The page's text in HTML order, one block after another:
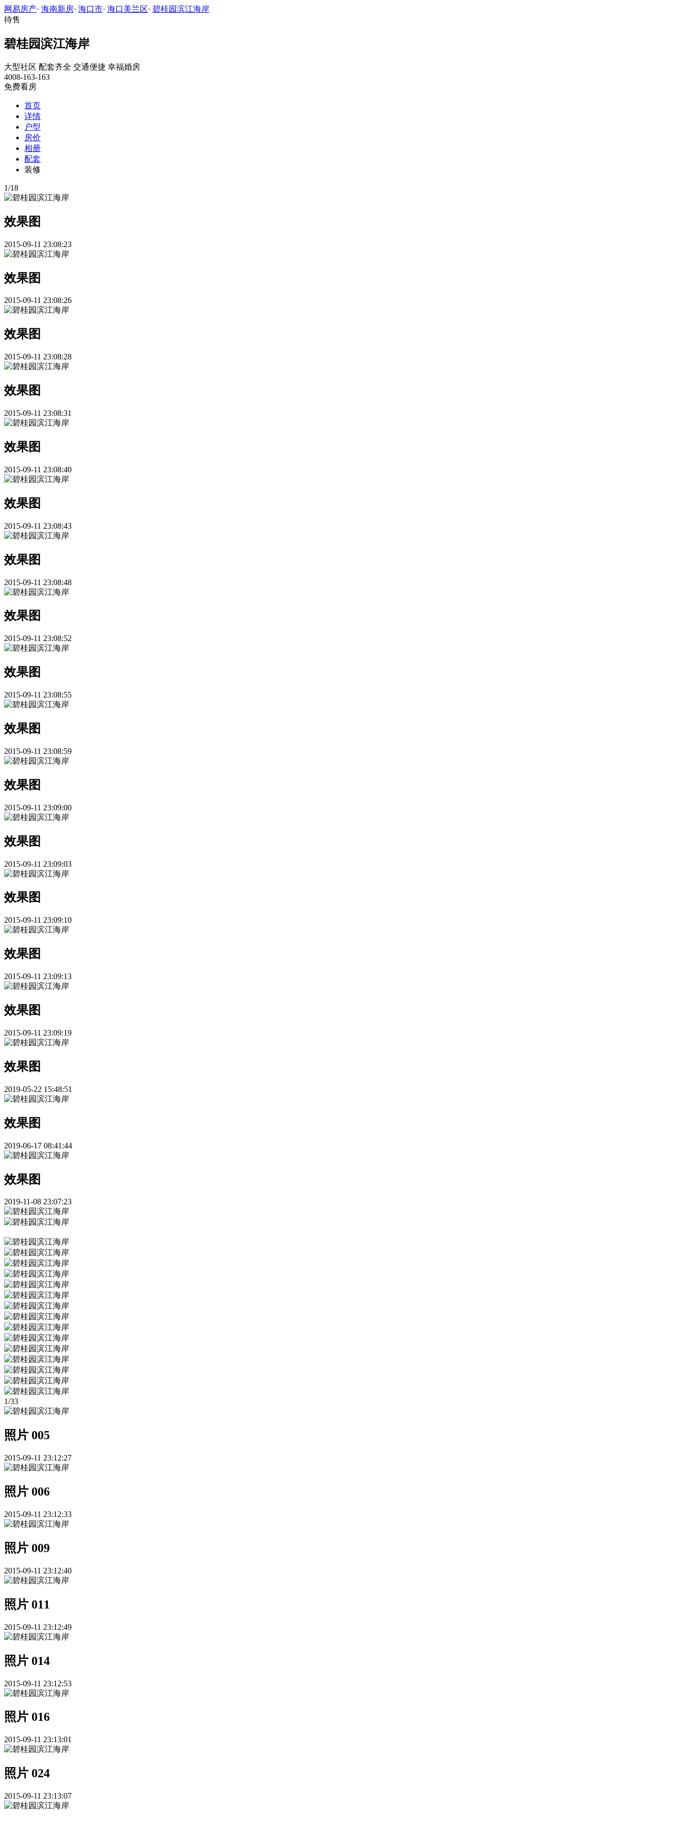
网易房产· 海南新房· 海口市· 海口美兰区· 碧桂园滨江海岸
待售
碧桂园滨江海岸
大型社区 配套齐全 交通便捷 幸福婚房
4008-163-163
免费看房
首页
详情
户型
房价
相册
配套
装修
1/18
效果图
2015-09-11 23:08:23
效果图
2015-09-11 23:08:26
效果图
2015-09-11 23:08:28
效果图
2015-09-11 23:08:31
效果图
2015-09-11 23:08:40
效果图
2015-09-11 23:08:43
效果图
2015-09-11 23:08:48
效果图
2015-09-11 23:08:52
效果图
2015-09-11 23:08:55
效果图
2015-09-11 23:08:59
效果图
2015-09-11 23:09:00
效果图
2015-09-11 23:09:03
效果图
2015-09-11 23:09:10
效果图
2015-09-11 23:09:13
效果图
2015-09-11 23:09:19
效果图
2019-05-22 15:48:51
效果图
2019-06-17 08:41:44
效果图
2019-11-08 23:07:23
1/33
照片 005
2015-09-11 23:12:27
照片 006
2015-09-11 23:12:33
照片 009
2015-09-11 23:12:40
照片 011
2015-09-11 23:12:49
照片 014
2015-09-11 23:12:53
照片 016
2015-09-11 23:13:01
照片 024
2015-09-11 23:13:07